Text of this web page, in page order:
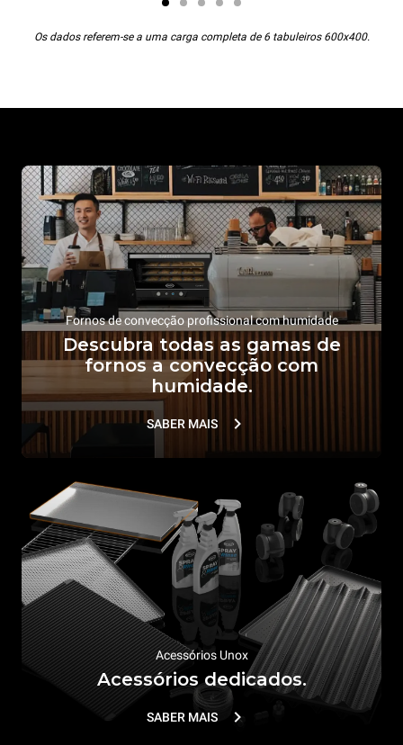
Os dados referem-se a uma carga completa de 6 tabuleiros 600x400.
Fornos de convecção profissional com humidade
Descubra todas as gamas de
fornos a convecção com
humidade.
SABER MAIS
Acessórios Unox
Acessórios dedicados.
SABER MAIS